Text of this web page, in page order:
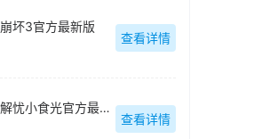
崩坏3官方最新版
查看详情
解忧小食光官方最新版
查看详情